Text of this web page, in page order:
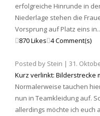
erfolgreiche Hinrunde in
Niederlage stehen die
Vorsprung auf Platz eins
870 Likes 4 Comment(s)
Posted by Stein | 31.
Kurz verlinkt: Bilderstrecke
Normalerweise tauchen
nun in Teamkleidung auf.
allerdings möchte ich euch